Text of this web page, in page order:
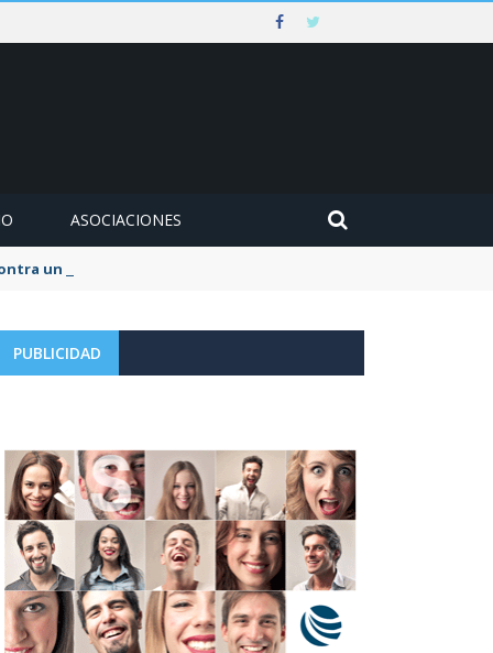
ASOCIACIONES
un muro en Ezcaray
PUBLICIDAD